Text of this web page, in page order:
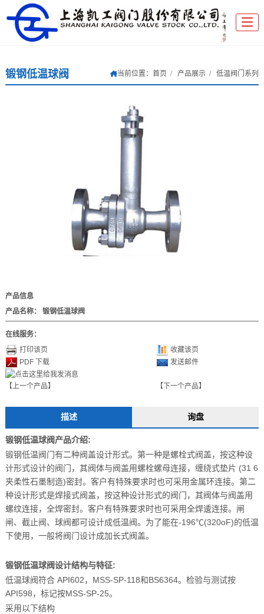
锻钢低温球阀 当前位置： 首页 产品展示 低温阀门系列
产品信息
产品名称：
锻钢低温球阀
在线服务：
打印该页
收藏该页
PDF 下载
发送邮件
【上一个产品】 【下一个产品】
描述 询盘
锻钢低温球阀产品介绍:
锻钢低温阀门有二种阀盖设计形式。第一种是螺栓式阀盖，按这种设
计形式设计的阀门，其阀体与阀盖用螺栓螺母连接，缠绕式垫片 (31 6
夹柔性石墨制造)密封。客户有特殊要求时也可采用金属环连接。第二
种设计形式是焊接式阀盖，按这种设计形式的阀门，其阀体与阀盖用
螺纹连接，全焊密封。客户有特殊要求时也可采用全焊逶连接。闸
闸、截止阀、球阀都可设计成低温阀。为了能在-196℃(320oF)的低温
下使用，一般将阀门设计成加长式阀盖。
锻钢低温球阀设计结构与特征:
低温球阀符合 API602，MSS-SP-118和BS6364。检验与测试按
API598，标记按MSS-SP-25。
采用以下结构